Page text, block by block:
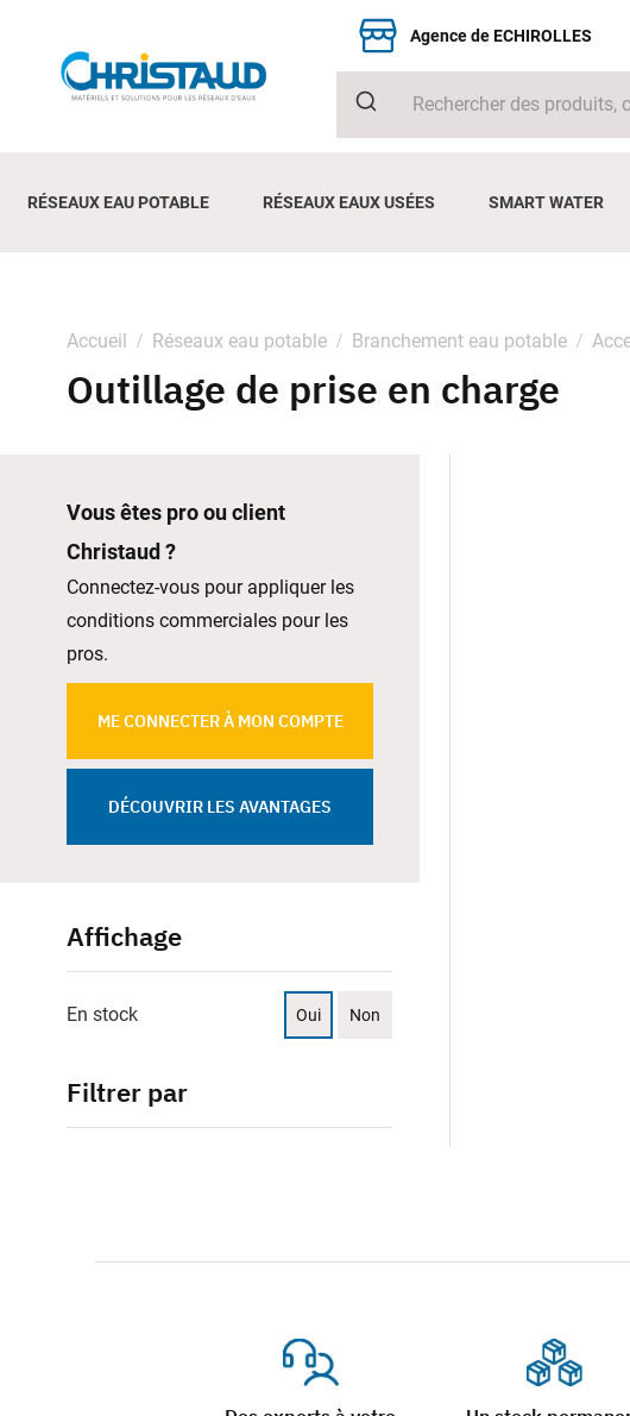
Agence de ECHIROLLES
RÉSEAUX EAU POTABLE RÉSEAUX EAUX USÉES SMART WATER
Accueil Réseaux eau potable Branchement eau potable
Outillage de prise en charge
Vous êtes pro ou client
Christaud ?
Connectez-vous pour appliquer les
conditions commerciales pour les
pros.
ME CONNECTER À MON COMPTE
DÉCOUVRIR LES AVANTAGES
Affichage
En stock Oui Non
Filtrer par